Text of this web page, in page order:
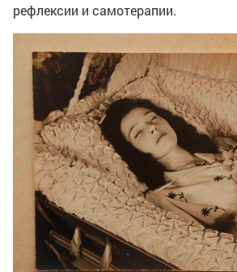
рефлексии и самотерапии.